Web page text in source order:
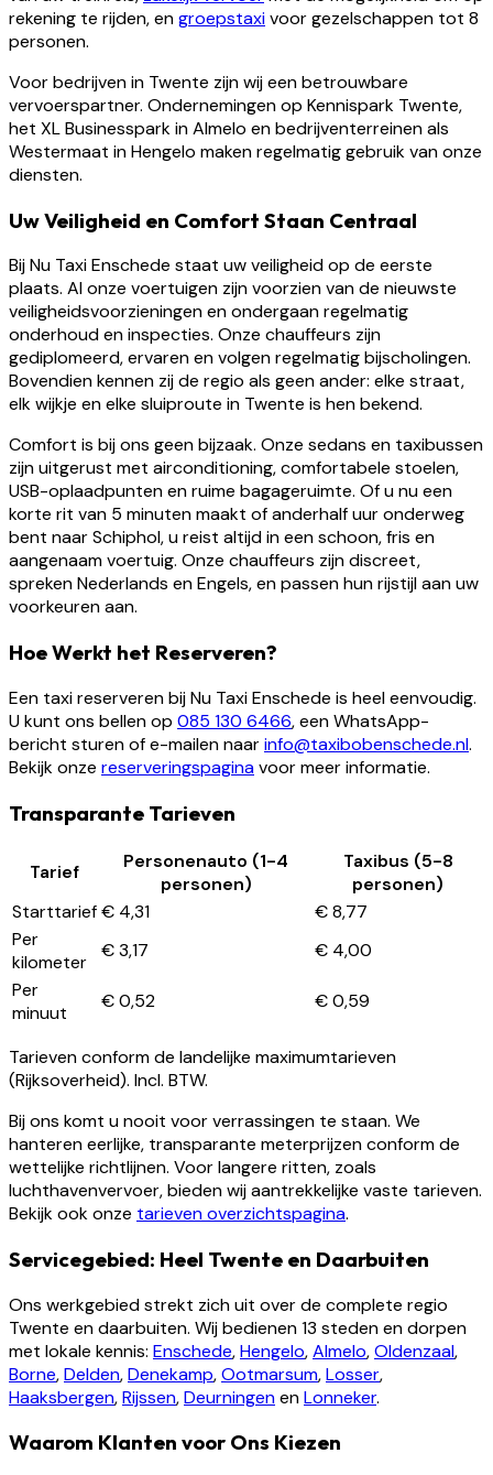
rekening te rijden, engroepstaxivoor gezelschappen tot 8
personen.
Voor bedrijven in Twente zijn wij een betrouwbare
vervoerspartner. Ondernemingen op Kennispark Twente,
het XL Businesspark in Almelo en bedrijventerreinen als
Westermaat in Hengelo maken regelmatig gebruik van onze
diensten.
Uw Veiligheid en Comfort Staan Centraal
Bij Nu Taxi Enschede staat uw veiligheid op de eerste
plaats. Al onze voertuigen zijn voorzien van de nieuwste
veiligheidsvoorzieningen en ondergaan regelmatig
onderhoud en inspecties. Onze chauffeurs zijn
gediplomeerd, ervaren en volgen regelmatig bijscholingen.
Bovendien kennen zij de regio als geen ander: elke straat,
elk wijkje en elke sluiproute in Twente is hen bekend.
Comfort is bij ons geen bijzaak. Onze sedans en taxibussen
zijn uitgerust met airconditioning, comfortabele stoelen,
USB-oplaadpunten en ruime bagageruimte. Of u nu een
korte rit van 5 minuten maakt of anderhalf uur onderweg
bent naar Schiphol, u reist altijd in een schoon, fris en
aangenaam voertuig. Onze chauffeurs zijn discreet,
spreken Nederlands en Engels, en passen hun rijstijl aan uw
voorkeuren aan.
Hoe Werkt het Reserveren?
Een taxi reserveren bij Nu Taxi Enschede is heel eenvoudig.
U kunt ons bellen op 085 130 6466, een WhatsApp-
bericht sturen of e-mailen naarinfo@taxibobenschede.nl.
Bekijk onze reserveringspaginavoor meer informatie.
Transparante Tarieven
Tarief
Personenauto (1-4
personen)
Taxibus (5-8
personen)
Starttarief€ 4,31
€ 8,77
Per
kilometer
€ 3,17
€ 4,00
Per
minuut
€ 0,52 € 0,59
Tarieven conform de landelijke maximumtarieven
(Rijksoverheid). Incl. BTW.
Bij ons komt u nooit voor verrassingen te staan. We
hanteren eerlijke, transparante meterprijzen conform de
wettelijke richtlijnen. Voor langere ritten, zoals
luchthavenvervoer, bieden wij aantrekkelijke vaste tarieven.
Bekijk ook onze tarieven overzichtspagina.
Servicegebied: Heel Twente en Daarbuiten
Ons werkgebied strekt zich uit over de complete regio
Twente en daarbuiten. Wij bedienen 13 steden en dorpen
met lokale kennis: Enschede,Hengelo,Almelo,Oldenzaal,
Borne,Delden,Denekamp,Ootmarsum,Losser,
Haaksbergen,Rijssen,DeurningenenLonneker.
Waarom Klanten voor Ons Kiezen